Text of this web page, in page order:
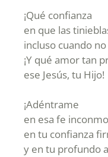
¡Qué confianza
en que las
incluso cuando
¡Y qué amor tan
ese Jesús, tu Hijo!
¡Adéntrame
en esa fe
en tu confianza
y en tu profundo